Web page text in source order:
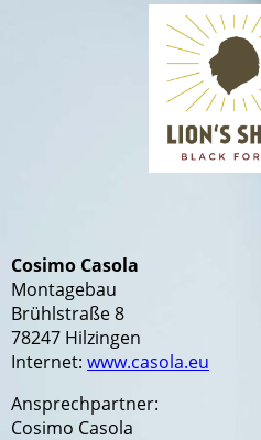
Cosimo Casola
Montagebau
Brühlstraße 8
78247 Hilzingen
Internet: www.casola.eu
Ansprechpartner:
Cosimo Casola